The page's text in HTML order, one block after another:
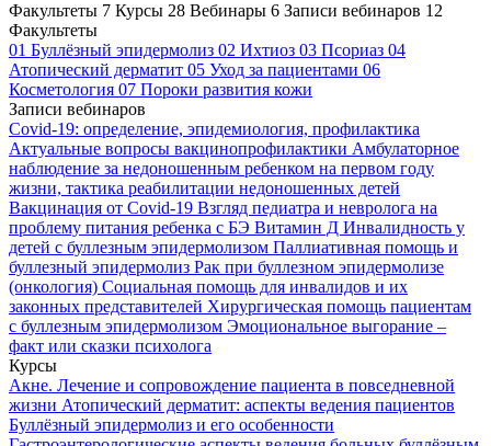
Факультеты 7 Курсы 28 Вебинары 6 Записи вебинаров 12
Факультеты
01 Буллёзный эпидермолиз 02 Ихтиоз 03 Псориаз 04
Атопический дерматит 05 Уход за пациентами 06
Косметология 07 Пороки развития кожи
Записи вебинаров
Covid-19: определение, эпидемиология, профилактика
Актуальные вопросы вакцинопрофилактики Амбулаторное
наблюдение за недоношенным ребенком на первом году
жизни, тактика реабилитации недоношенных детей
Вакцинация от Covid-19 Взгляд педиатра и невролога на
проблему питания ребенка с БЭ Витамин Д Инвалидность у
детей с буллезным эпидермолизом Паллиативная помощь и
буллезный эпидермолиз Рак при буллезном эпидермолизе
(онкология) Социальная помощь для инвалидов и их
законных представителей Хирургическая помощь пациентам
с буллезным эпидермолизом Эмоциональное выгорание –
факт или сказки психолога
Курсы
Акне. Лечение и сопровождение пациента в повседневной
жизни Атопический дерматит: аспекты ведения пациентов
Буллёзный эпидермолиз и его особенности